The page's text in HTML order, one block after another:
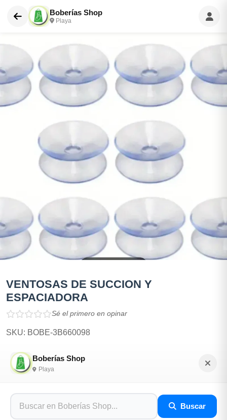
Boberías Shop
Playa
Boberías Shop
Playa
Buscar
VENTOSAS DE SUCCION Y
ESPACIADORA
Sé el primero en opinar
SKU: BOBE-3B660098
$120.00
Listo para Entregar